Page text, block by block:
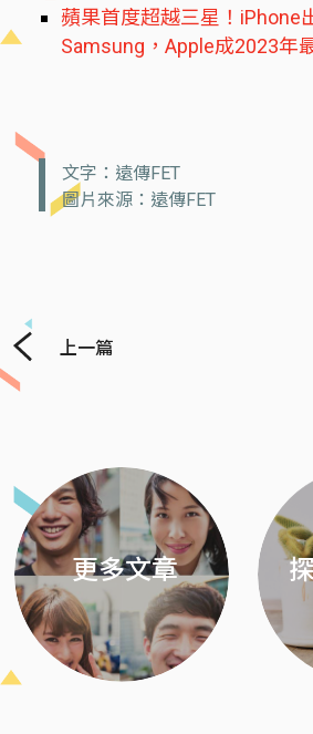
蘋果首度超越三星！iPhone
Samsung，Apple成2023年
文字：遠傳FET
圖片來源：遠傳FET
上一篇
更多文章